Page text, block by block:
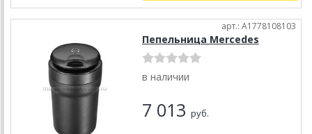
арт.: A1778108103
Пепельница Mercedes
в наличии
7 013 руб.